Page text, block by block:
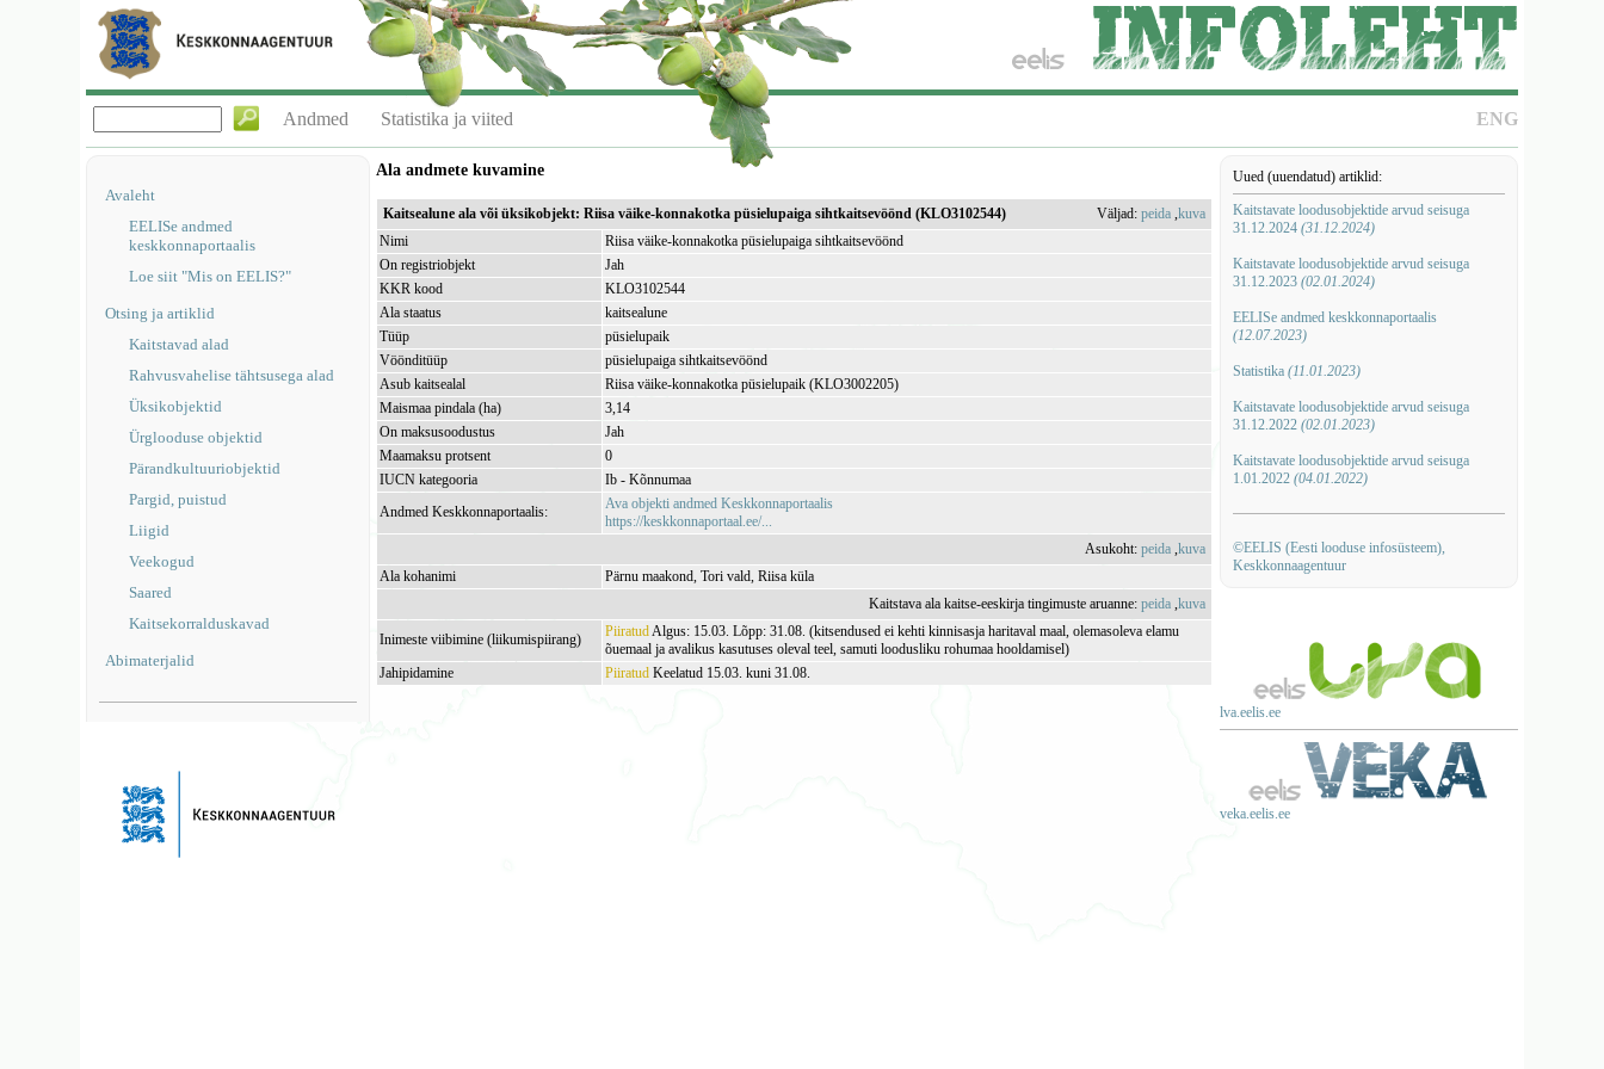
ENG
Andmed Statistika ja viited
Avaleht
EELISe andmed
keskkonnaportaalis
Loe siit "Mis on EELIS?"
Otsing ja artiklid
Kaitstavad alad
Rahvusvahelise tähtsusega alad
Üksikobjektid
Ürglooduse objektid
Pärandkultuuriobjektid
Pargid, puistud
Liigid
Veekogud
Saared
Kaitsekorralduskavad
Abimaterjalid
Uued (uuendatud) artiklid:
Kaitstavate loodusobjektide arvud seisuga
31.12.2024 (31.12.2024)
Kaitstavate loodusobjektide arvud seisuga
31.12.2023 (02.01.2024)
EELISe andmed keskkonnaportaalis
(12.07.2023)
Statistika (11.01.2023)
Kaitstavate loodusobjektide arvud seisuga
31.12.2022 (02.01.2023)
Kaitstavate loodusobjektide arvud seisuga
1.01.2022 (04.01.2022)
©EELIS (Eesti looduse infosüsteem),
Keskkonnaagentuur
lva.eelis.ee
veka.eelis.ee
Ala andmete kuvamine
Kaitsealune ala või üksikobjekt: Riisa väike-konnakotka püsielupaiga sihtkaitsevöönd (KLO3102544) Väljad:peida ,kuva
Nimi
Riisa väike-konnakotka püsielupaiga sihtkaitsevöönd
On registriobjekt
Jah
KKR kood
KLO3102544
Ala staatus
kaitsealune
Tüüp
püsielupaik
Vöönditüüp
püsielupaiga sihtkaitsevöönd
Asub kaitsealal
Riisa väike-konnakotka püsielupaik (KLO3002205)
Maismaa pindala (ha)
3,14
On maksusoodustus
Jah
Maamaksu protsent
0
IUCN kategooria
Ib - Kõnnumaa
Andmed Keskkonnaportaalis:
Ava objekti andmed Keskkonnaportaalis
https://keskkonnaportaal.ee/...
Asukoht:peida ,kuva
Ala kohanimi
Pärnu maakond, Tori vald, Riisa küla
Kaitstava ala kaitse-eeskirja tingimuste aruanne:peida ,kuva
Inimeste viibimine (liikumispiirang) PiiratudAlgus: 15.03. Lõpp: 31.08. (kitsendused ei kehti kinnisasja haritaval maal, olemasoleva elamu
õuemaal ja avalikus kasutuses oleval teel, samuti loodusliku rohumaa hooldamisel)
Jahipidamine
Piiratud Keelatud 15.03. kuni 31.08.